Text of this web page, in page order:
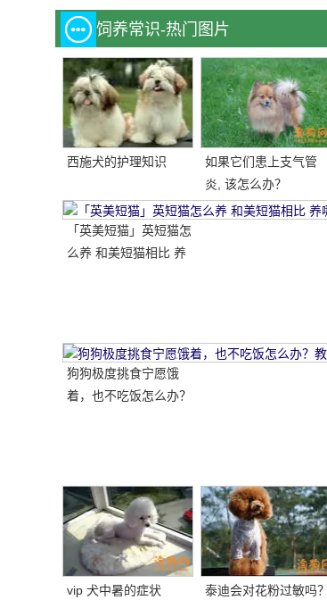
饲养常识-热门图片
西施犬的护理知识
如果它们患上支气管
炎, 该怎么办？
「英美短猫」英短猫怎
么养 和美短猫相比 养
狗狗极度挑食宁愿饿
着，也不吃饭怎么办？
vip 犬中暑的症状 泰迪会对花粉过敏吗？